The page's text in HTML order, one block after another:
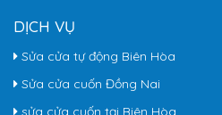
DỊCH VỤ
Sửa cửa tự động Biên Hòa
Sửa cửa cuốn Đồng Nai
sửa cửa cuốn tại Biên Hòa